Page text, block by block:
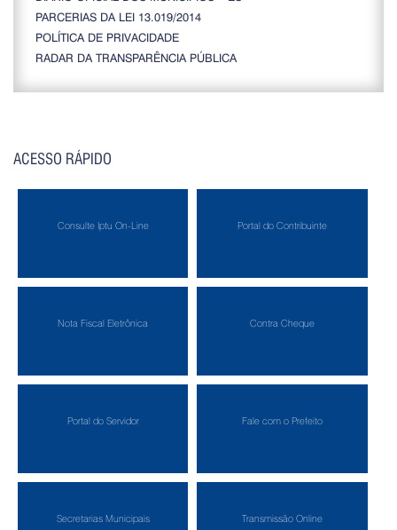
PARCERIAS DA LEI 13.019/2014
POLÍTICA DE PRIVACIDADE
RADAR DA TRANSPARÊNCIA PÚBLICA
ACESSO RÁPIDO
Consulte Iptu On-Line Portal do Contribuinte
Nota Fiscal Eletrônica Contra Cheque
Portal do Servidor Fale com o Prefeito
Secretarias Municipais Transmissão Online